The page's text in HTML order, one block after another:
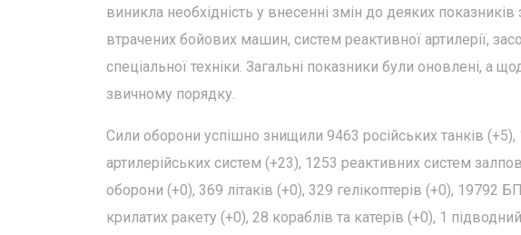
виникла необхідність у внесенні змін до деяких
втрачених бойових машин, систем реактивної артилерії,
спеціальної техніки. Загальні показники були оновлені, а
звичному порядку.
Сили оборони успішно знищили 9463 російських танків
артилерійських систем (+23), 1253 реактивних систем
оборони (+0), 369 літаків (+0), 329 гелікоптерів (+0), 19792
крилатих ракету (+0), 28 кораблів та катерів (+0), 1